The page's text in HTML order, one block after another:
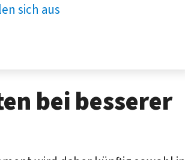
sich aus
bei besserer